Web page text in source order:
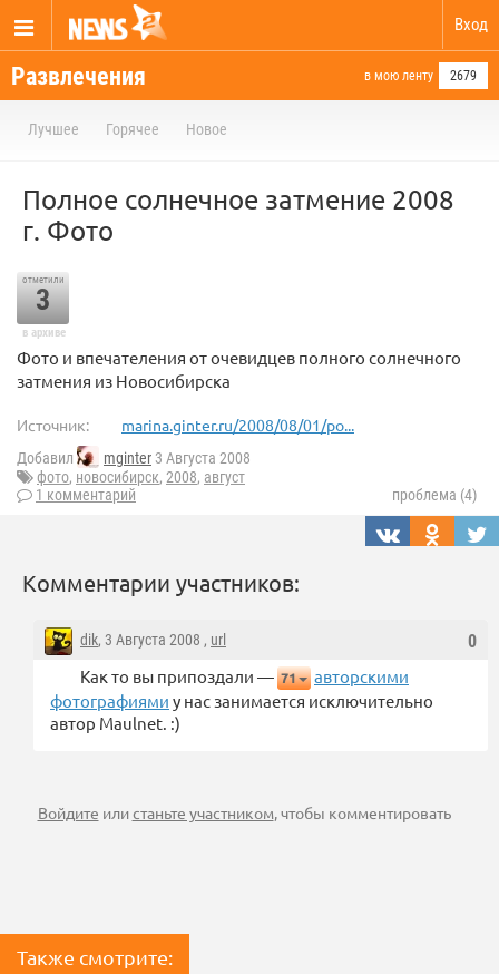
Вход
Развлечения в мою ленту 2679
Лучшее Горячее Новое
Полное солнечное затмение 2008
г. Фото
отметили
3
в архиве
Фото и впечателения от очевидцев полного солнечного
затмения из Новосибирска
Источник: marina.ginter.ru/2008/08/01/po...
Добавил mginter 3 Августа 2008
фото, новосибирск, 2008, август
1 комментарий
проблема (4)
Комментарии участников:
0
dik, 3 Августа 2008 , url
Как то вы припоздали — 71
авторскими
фотографиями у нас занимается исключительно
автор Maulnet. :)
Войдите илистаньте участником, чтобы комментировать
Также смотрите: